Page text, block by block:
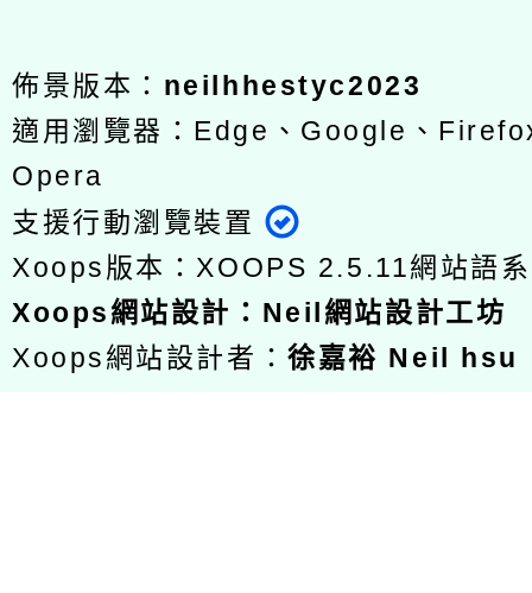
佈景版本： neilhhestyc2023
適用瀏覽器：Edge、Google、
Opera
支援行動瀏覽裝置
Xoops版本：XOOPS 2.5.11網站語
Xoops網站設計 ： Neil網站設計工坊
Xoops網站設計者：徐嘉裕 Neil hsu